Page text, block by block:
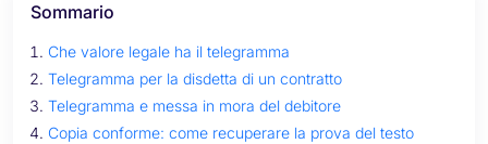
Sommario
Che valore legale ha il telegramma
Telegramma per la disdetta di un contratto
Telegramma e messa in mora del debitore
Copia conforme: come recuperare la prova del testo